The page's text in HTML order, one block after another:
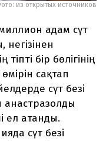
из открытых источников
адам сүт
негізінен
бір бөлігінің
сақтап
сүт безі
анастразолды
ел атанды.
сүт безі